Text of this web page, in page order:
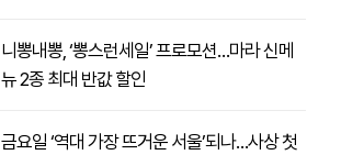
니뽕내뽕, ‘뽕스런세일’ 프로모션…마라 신메
뉴 2종 최대 반값 할인
금요일 ‘역대 가장 뜨거운 서울’되나…사상 첫